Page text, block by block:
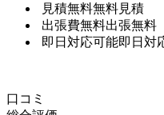
見積無料無料見積
出張費無料出張無料
即日対応可能即日対
口コミ